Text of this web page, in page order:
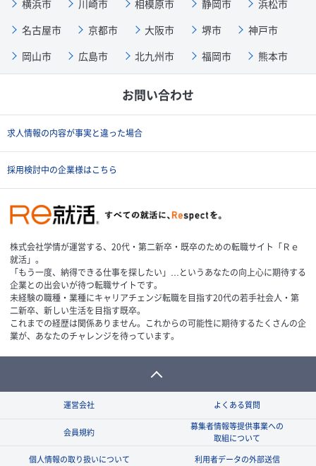
横浜市
川崎市 相模原市 静岡市
浜松市
名古屋市
京都市 大阪市 堺市
神戸市
岡山市
広島市 北九州市 福岡市 熊本市
お問い合わせ
求人情報の内容が事実と違った場合
採用検討中の企業様はこちら
株式会社学情が運営する、20代・第二新卒・既卒のための転職サイト「Ｒｅ
就活」。
「もう一度、納得できる仕事を探したい」…というあなたの向上心に期待する
企業との出会いが待つ転職サイトです。
未経験の職種・業種にキャリアチェンジ転職を目指す20代の若手社会人・第
二新卒、新しい生活を目指す既卒。
これまでの経歴は関係ありません。これからの可能性に期待するたくさんの企
業が、あなたのチャレンジを待っています。
運営会社 よくある質問
会員規約
募集者情報等提供事業への
取組について
個人情報の取り扱いについて
利用者データの外部送信